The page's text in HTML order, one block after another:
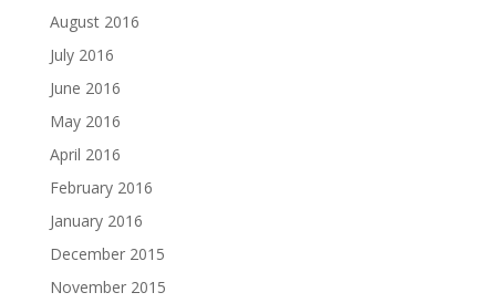
August 2016
July 2016
June 2016
May 2016
April 2016
February 2016
January 2016
December 2015
November 2015